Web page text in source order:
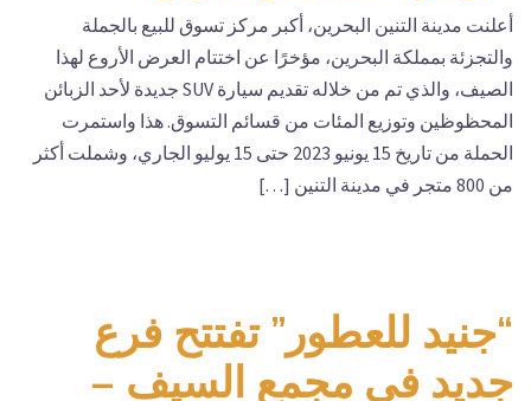
أعلنت مدينة التنين البحرين، أكبر مركز تسوق للبيع بالجملة
والتجزئة بمملكة البحرين، مؤخرًا عن اختتام العرض الأروع لهذا
الصيف، والذي تم من خلاله تقديم سيارة SUV جديدة لأحد الزبائن
المحظوظين وتوزيع المئات من قسائم التسوق. هذا واستمرت
الحملة من تاريخ 15 يونيو 2023 حتى 15 يوليو الجاري، وشملت أكثر
من 800 متجر في مدينة التنين […]
“جنيد للعطور” تفتتح فرع
جديد في مجمع السيف –